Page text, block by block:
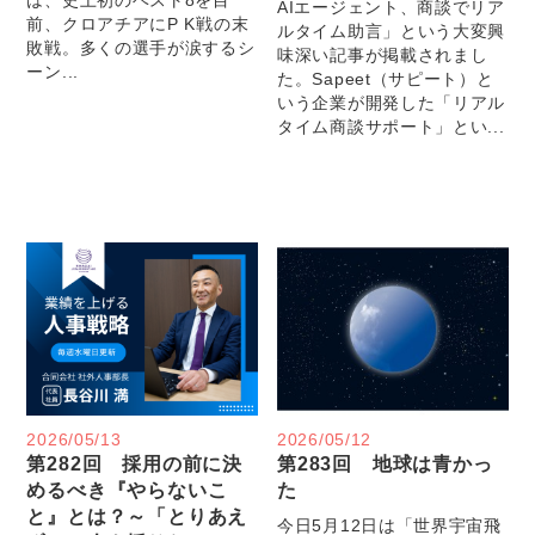
前、クロアチアにP K戦の末
敗戦。多くの選手が涙するシ
ーン...
AIエージェント、商談でリア
ルタイム助言」という大変興
味深い記事が掲載されまし
た。Sapeet（サピート）と
いう企業が開発した「リアル
タイム商談サポート」とい...
2026/05/13
第282回 採用の前に決
めるべき『やらないこ
と』とは？～「とりあえ
2026/05/12
第283回 地球は青かっ
た
今日5月12日は「世界宇宙飛